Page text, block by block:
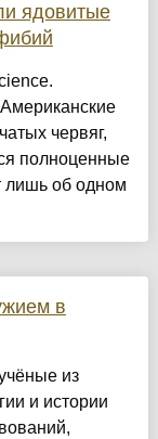
ядовитые
червяг,
полноценные
лишь об одном
в
из
и истории